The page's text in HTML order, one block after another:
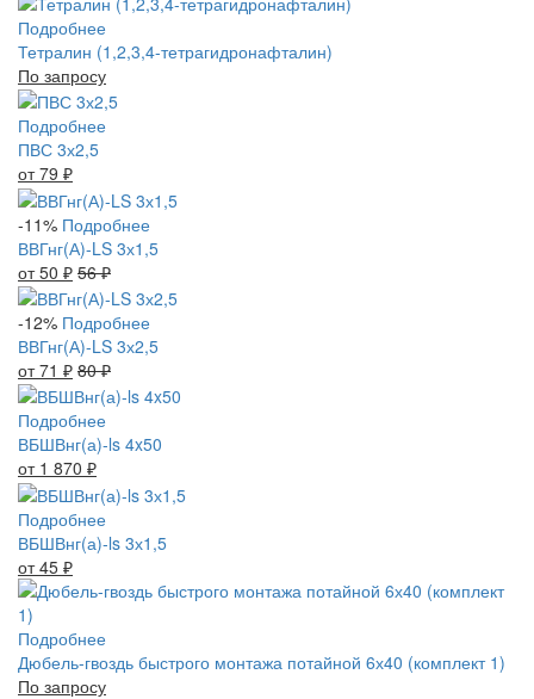
Подробнее
Тетралин (1,2,3,4-тетрагидронафталин)
По запросу
Подробнее
ПВС 3х2,5
от 79 ₽
-11% Подробнее
ВВГнг(А)-LS 3х1,5
от 50 ₽ 56₽
-12% Подробнее
ВВГнг(А)-LS 3х2,5
от 71 ₽ 80₽
Подробнее
ВБШВнг(а)-ls 4x50
от 1 870 ₽
Подробнее
ВБШВнг(а)-ls 3х1,5
от 45 ₽
Подробнее
Дюбель-гвоздь быстрого монтажа потайной 6х40 (комплект 1)
По запросу